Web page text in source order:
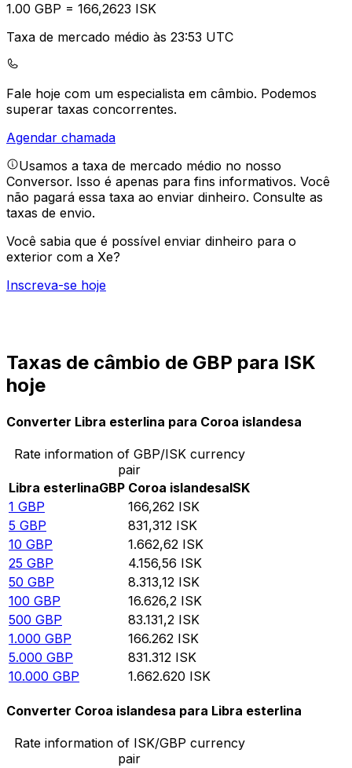
1.00 GBP = 166,2623 ISK
Taxa de mercado médio às 23:53 UTC
Fale hoje com um especialista em câmbio. Podemos
superar taxas concorrentes.
Agendar chamada
Usamos a taxa de mercado médio no nosso
Conversor. Isso é apenas para fins informativos. Você
não pagará essa taxa ao enviar dinheiro. Consulte as
taxas de envio.
Você sabia que é possível enviar dinheiro para o
exterior com a Xe?
Inscreva-se hoje
Taxas de câmbio de GBP para ISK
hoje
Converter Libra esterlina para Coroa islandesa
Rate information of GBP/ISK currency
pair
Libra esterlinaGBP Coroa islandesaISK
1 GBP 166,262 ISK
5 GBP 831,312 ISK
10 GBP 1.662,62 ISK
25 GBP 4.156,56 ISK
50 GBP 8.313,12 ISK
100 GBP 16.626,2 ISK
500 GBP 83.131,2 ISK
1.000 GBP 166.262 ISK
5.000 GBP 831.312 ISK
10.000 GBP 1.662.620 ISK
Converter Coroa islandesa para Libra esterlina
Rate information of ISK/GBP currency
pair